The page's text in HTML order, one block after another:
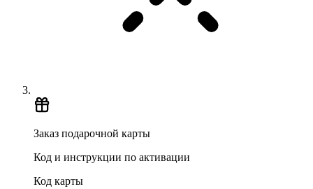
Заказ подарочной карты
Код и инструкции по активации
Код карты